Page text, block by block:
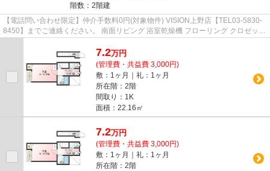
階数：2階建
【電話問い合わせ限定】仲介手数料0円(対象物件) VISION上野店【TEL03-5830-
8450】までご連絡ください。 南面リビング 浴室乾燥機 フローリング クロゼット
CATV
7.2万円
(管理費・共益費 3,000円)
敷：1ヶ月｜礼：1ヶ月
所在階：2階
間取り：1K
面積：22.16㎡
7.2万円
(管理費・共益費 3,000円)
敷：1ヶ月｜礼：1ヶ月
所在階：2階